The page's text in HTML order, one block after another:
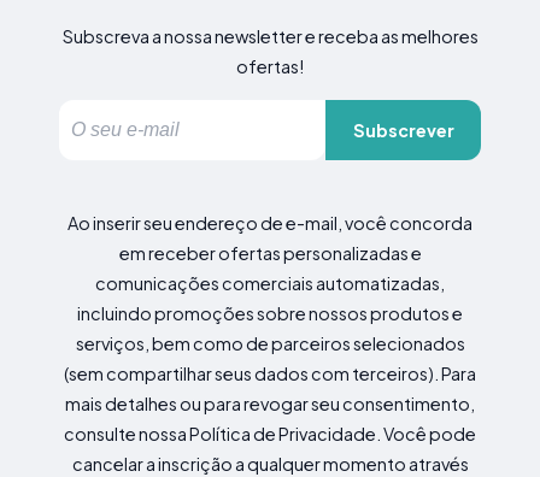
Subscreva a nossa newsletter e receba as melhores
ofertas!
Subscrever
Ao inserir seu endereço de e-mail, você concorda
em receber ofertas personalizadas e
comunicações comerciais automatizadas,
incluindo promoções sobre nossos produtos e
serviços, bem como de parceiros selecionados
(sem compartilhar seus dados com terceiros). Para
mais detalhes ou para revogar seu consentimento,
consulte nossa Política de Privacidade. Você pode
cancelar a inscrição a qualquer momento através